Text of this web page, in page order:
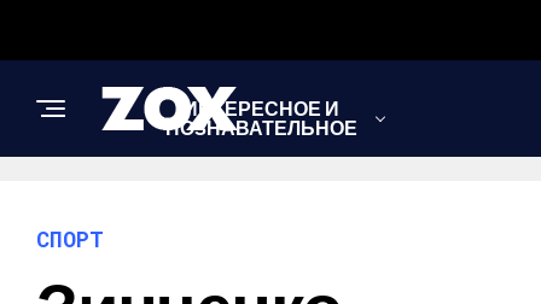
ИНТЕРЕСНОЕ И
ПОЗНАВАТЕЛЬНОЕ
СПОРТ